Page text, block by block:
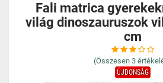
Fali matrica
világ dinoszauruszok
cm
(Összesen 3
ÚJDONSÁG